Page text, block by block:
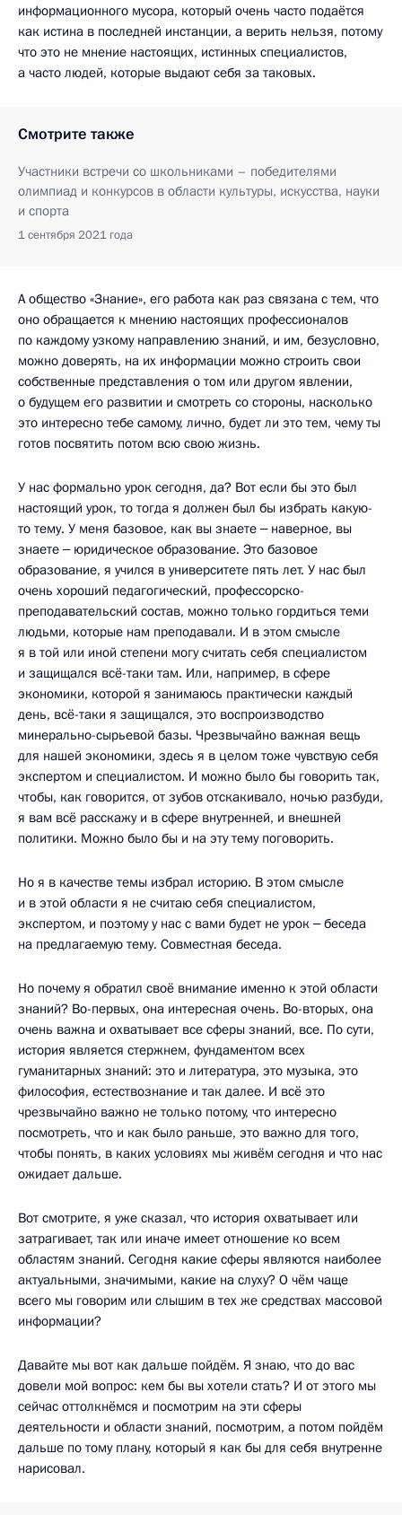
информационного мусора, который очень часто подаётся
как истина в последней инстанции, а верить нельзя, потому
что это не мнение настоящих, истинных специалистов,
а часто людей, которые выдают себя за таковых.
Смотрите также
Участники встречи со школьниками – победителями
олимпиад и конкурсов в области культуры, искусства, науки
и спорта
1 сентября 2021 года
А общество «Знание», его работа как раз связана с тем, что
оно обращается к мнению настоящих профессионалов
по каждому узкому направлению знаний, и им, безусловно,
можно доверять, на их информации можно строить свои
собственные представления о том или другом явлении,
о будущем его развитии и смотреть со стороны, насколько
это интересно тебе самому, лично, будет ли это тем, чему ты
готов посвятить потом всю свою жизнь.
У нас формально урок сегодня, да? Вот если бы это был
настоящий урок, то тогда я должен был бы избрать какую-
то тему. У меня базовое, как вы знаете ‒ наверное, вы
знаете ‒ юридическое образование. Это базовое
образование, я учился в университете пять лет. У нас был
очень хороший педагогический, профессорско-
преподавательский состав, можно только гордиться теми
людьми, которые нам преподавали. И в этом смысле
я в той или иной степени могу считать себя специалистом
и защищался всё-таки там. Или, например, в сфере
экономики, которой я занимаюсь практически каждый
день, всё-таки я защищался, это воспроизводство
минерально-сырьевой базы. Чрезвычайно важная вещь
для нашей экономики, здесь я в целом тоже чувствую себя
экспертом и специалистом. И можно было бы говорить так,
чтобы, как говорится, от зубов отскакивало, ночью разбуди,
я вам всё расскажу и в сфере внутренней, и внешней
политики. Можно было бы и на эту тему поговорить.
Но я в качестве темы избрал историю. В этом смысле
и в этой области я не считаю себя специалистом,
экспертом, и поэтому у нас с вами будет не урок ‒ беседа
на предлагаемую тему. Совместная беседа.
Но почему я обратил своё внимание именно к этой области
знаний? Во-первых, она интересная очень. Во-вторых, она
очень важна и охватывает все сферы знаний, все. По сути,
история является стержнем, фундаментом всех
гуманитарных знаний: это и литература, это музыка, это
философия, естествознание и так далее. И всё это
чрезвычайно важно не только потому, что интересно
посмотреть, что и как было раньше, это важно для того,
чтобы понять, в каких условиях мы живём сегодня и что нас
ожидает дальше.
Вот смотрите, я уже сказал, что история охватывает или
затрагивает, так или иначе имеет отношение ко всем
областям знаний. Сегодня какие сферы являются наиболее
актуальными, значимыми, какие на слуху? О чём чаще
всего мы говорим или слышим в тех же средствах массовой
информации?
Давайте мы вот как дальше пойдём. Я знаю, что до вас
довели мой вопрос: кем бы вы хотели стать? И от этого мы
сейчас оттолкнёмся и посмотрим на эти сферы
деятельности и области знаний, посмотрим, а потом пойдём
дальше по тому плану, который я как бы для себя внутренне
нарисовал.